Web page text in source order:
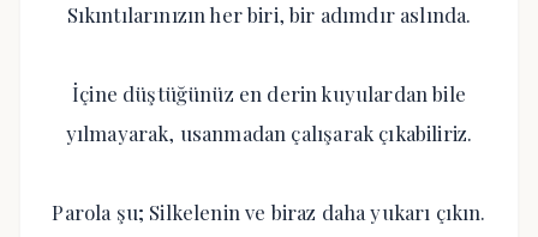
Sıkıntılarınızın her biri, bir adımdır aslında.
İçine düştüğünüz en derin kuyulardan bile
yılmayarak, usanmadan çalışarak çıkabiliriz.
Parola şu; Silkelenin ve biraz daha yukarı çıkın.